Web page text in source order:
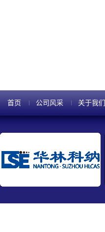
首页 公司风采 关于我们